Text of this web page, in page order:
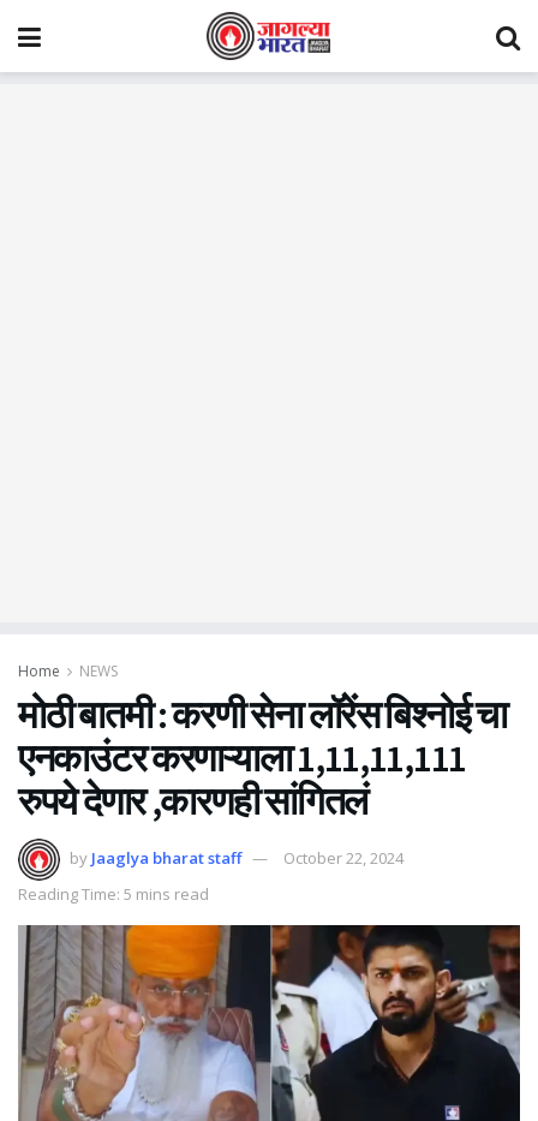
Home NEWS
मोठी बातमी : करणी सेना लॉरेंस बिश्नोई चा
एनकाउंटर करणाऱ्याला 1,11,11,111
रुपये देणार ,कारणही सांगितलं
by Jaaglya bharat staff
October 22, 2024
Reading Time: 5 mins read